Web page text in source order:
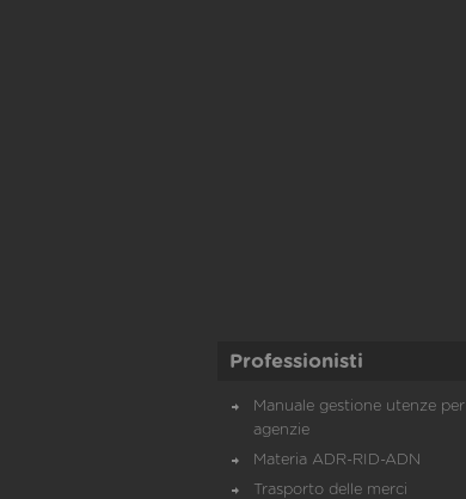
Professionisti
Manuale gestione utenze per
agenzie
Materia ADR-RID-ADN
Trasporto delle merci